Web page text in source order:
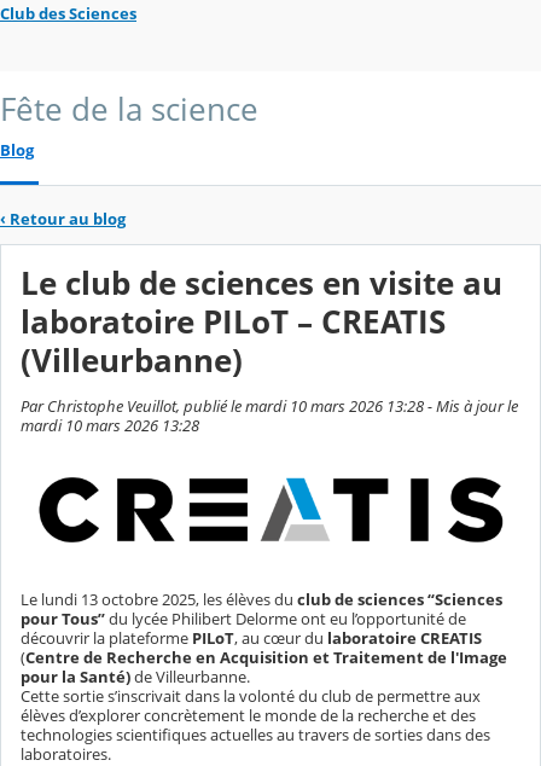
Club des Sciences
Fête de la science
Blog
‹ Retour au blog
Le club de sciences en visite au
laboratoire PILoT – CREATIS
(Villeurbanne)
Par Christophe Veuillot, publié le mardi 10 mars 2026 13:28 - Mis à jour le
mardi 10 mars 2026 13:28
Le lundi 13 octobre 2025, les élèves du club de sciences “Sciences
pour Tous”du lycée Philibert Delorme ont eu l’opportunité de
découvrir la plateforme PILoT, au cœur du laboratoire CREATIS
(Centre de Recherche en Acquisition et Traitement de l'Image
pour la Santé)de Villeurbanne.
Cette sortie s’inscrivait dans la volonté du club de permettre aux
élèves d’explorer concrètement le monde de la recherche et des
technologies scientifiques actuelles au travers de sorties dans des
laboratoires.